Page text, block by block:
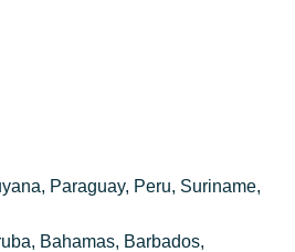
Paraguay, Peru, Suriname,
Bahamas, Barbados,